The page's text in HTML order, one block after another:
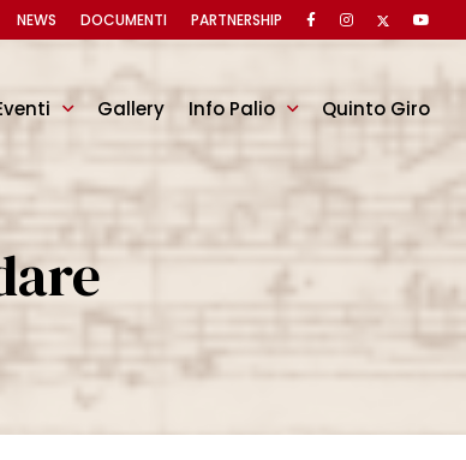
Gallery Info Palio Quinto Giro
NEWS DOCUMENTI PARTNERSHIP